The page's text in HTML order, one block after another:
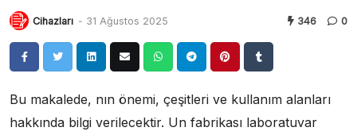
Cihazları - 31 Ağustos 2025 346 0
Bu makalede, nın önemi, çeşitleri ve kullanım alanları
hakkında bilgi verilecektir. Un fabrikası laboratuvar